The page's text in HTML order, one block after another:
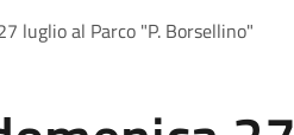
luglio al Parco "P. Borsellino"